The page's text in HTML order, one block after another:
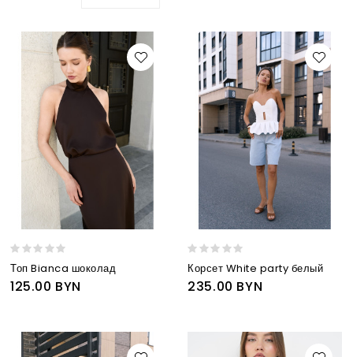
Топ Bianca шоколад
125.00 BYN
Корсет White party белый
235.00 BYN